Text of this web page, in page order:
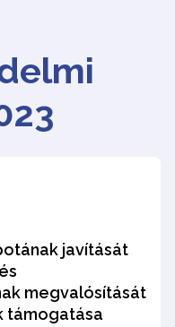
javítását
megvalósítását
támogatása